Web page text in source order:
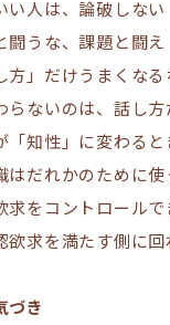
人は、論破しない
うな、課題と闘え
」だけうまくなる
ないのは、話し方
知性」に変わると
だれかのために使
をコントロールで
求を満たす側に回
づき